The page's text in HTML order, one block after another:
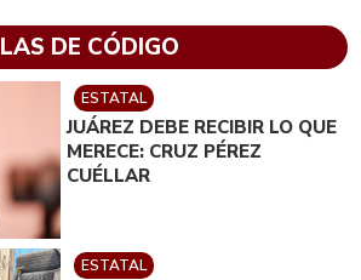
LAS DE CÓDIGO
ESTATAL
JUÁREZ DEBE RECIBIR LO QUE
MERECE: CRUZ PÉREZ
CUÉLLAR
ESTATAL